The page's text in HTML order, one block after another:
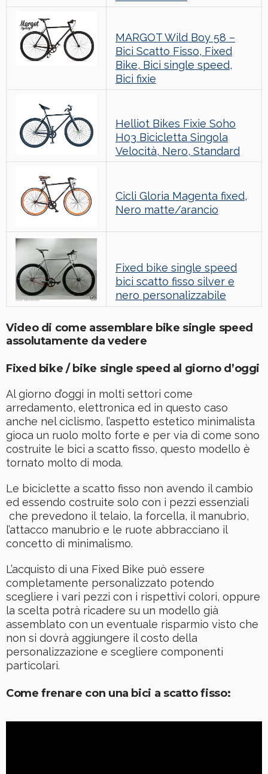
MARGOT Wild Boy 58 –
Bici Scatto Fisso, Fixed
Bike, Bici single speed,
Bici fixie
Helliot Bikes Fixie Soho
H03 Bicicletta Singola
Velocità, Nero, Standard
Cicli Gloria Magenta fixed,
Nero matte/arancio
Fixed bike single speed
bici scatto fisso silver e
nero personalizzabile
Video di come assemblare bike single speed
assolutamente da vedere
Fixed bike / bike single speed al giorno d’oggi
Al giorno d’oggi in molti settori come
arredamento, elettronica ed in questo caso
anche nel ciclismo, l’aspetto estetico minimalista
gioca un ruolo molto forte e per via di come sono
costruite le bici a scatto fisso, questo modello è
tornato molto di moda.
Le biciclette a scatto fisso non avendo il cambio
ed essendo costruite solo con i pezzi essenziali
che prevedono il telaio, la forcella, il manubrio,
l’attacco manubrio e le ruote abbracciano il
concetto di minimalismo.
L’acquisto di una Fixed Bike può essere
completamente personalizzato potendo
scegliere i vari pezzi con i rispettivi colori, oppure
la scelta potrà ricadere su un modello già
assemblato con un eventuale risparmio visto che
non si dovrà aggiungere il costo della
personalizzazione e scegliere componenti
particolari.
Come frenare con una bici a scatto fisso: